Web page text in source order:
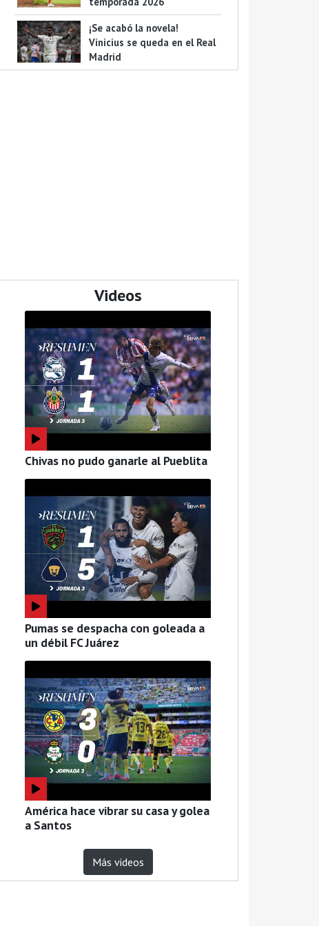
¡Se acabó la novela!
Vinicius se queda en el Real
Madrid
Videos
Chivas no pudo ganarle al Pueblita
Pumas se despacha con goleada a
un débil FC Juárez
América hace vibrar su casa y golea
a Santos
Más videos